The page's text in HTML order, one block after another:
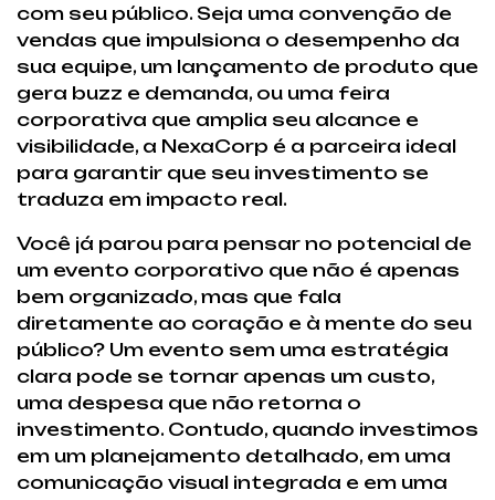
com seu público. Seja uma convenção de
vendas que impulsiona o desempenho da
sua equipe, um lançamento de produto que
gera buzz e demanda, ou uma feira
corporativa que amplia seu alcance e
visibilidade, a NexaCorp é a parceira ideal
para garantir que seu investimento se
traduza em impacto real.
Você já parou para pensar no potencial de
um evento corporativo que não é apenas
bem organizado, mas que fala
diretamente ao coração e à mente do seu
público? Um evento sem uma estratégia
clara pode se tornar apenas um custo,
uma despesa que não retorna o
investimento. Contudo, quando investimos
em um planejamento detalhado, em uma
comunicação visual integrada e em uma